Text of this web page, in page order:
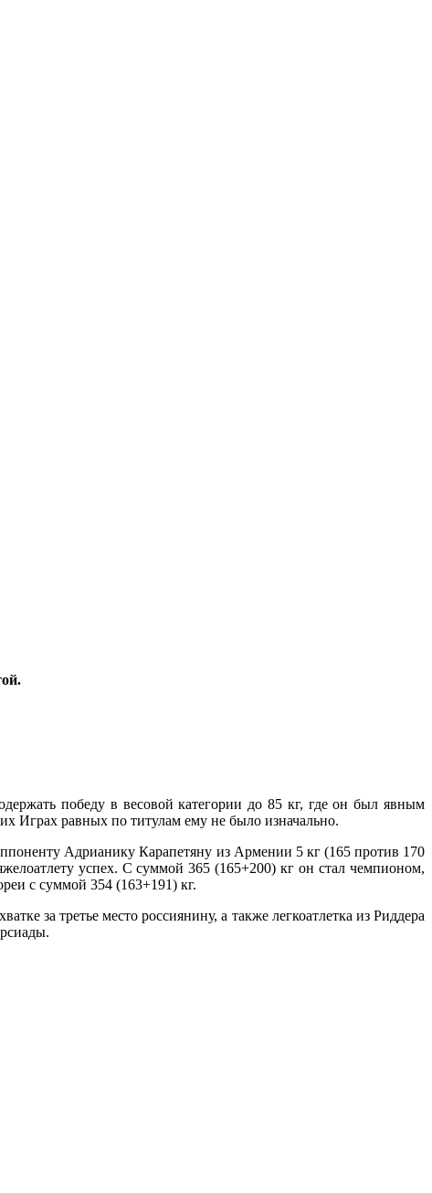
победу в весовой категории до 85 кг, где он был явным
Играх равных по титулам ему не было изначально.
Адрианику Карапетяну из Армении 5 кг (165 против 170
успех. С суммой 365 (165+200) кг он стал чемпионом,
с суммой 354 (163+191) кг.
за третье место россиянину, а также легкоатлетка из Риддера